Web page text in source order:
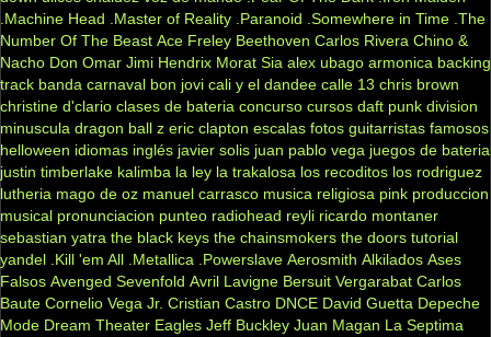
.Machine Head
.Master of Reality .Paranoid .Somewhere in Time .The
Number Of The Beast Ace Freley Beethoven Carlos Rivera Chino &
Nacho Don Omar Jimi Hendrix Morat Sia alex ubago armonica backing
track banda carnaval bon jovi cali y el dandee calle 13 chris brown
christine d'clario clases de bateria concurso cursos daft punk division
minuscula dragon ball z eric clapton escalas fotos guitarristas famosos
helloween idiomas inglés javier solis juan pablo vega juegos de bateria
justin timberlake kalimba la ley la trakalosa los recoditos los rodriguez
lutheria mago de oz manuel carrasco musica religiosa pink produccion
musical pronunciacion punteo radiohead reyli ricardo montaner
sebastian yatra the black keys the chainsmokers the doors tutorial
yandel .Kill 'em All .Metallica .Powerslave Aerosmith Alkilados Ases
Falsos Avenged Sevenfold Avril Lavigne Bersuit Vergarabat Carlos
Baute Cornelio Vega Jr. Cristian Castro DNCE David Guetta Depeche
Mode Dream Theater Eagles Jeff Buckley Juan Magan La Septima